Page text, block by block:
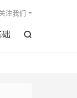

注我们